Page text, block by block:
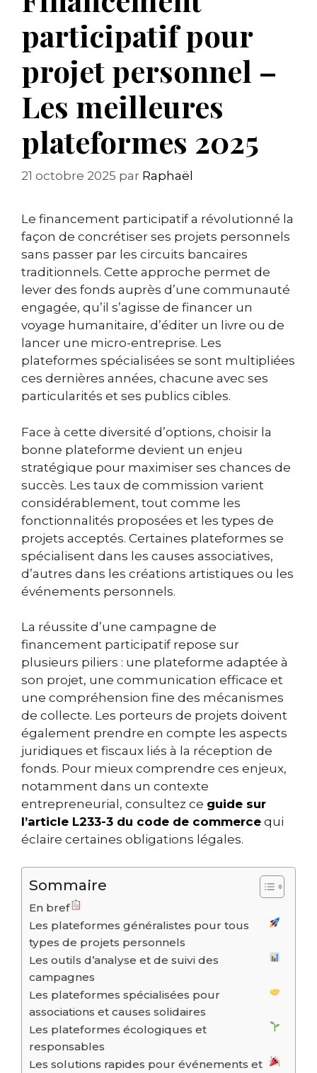
participatif pour
projet personnel –
Les meilleures
plateformes 2025
21 octobre 2025 par Raphaël
Le financement participatif a révolutionné la
façon de concrétiser ses projets personnels
sans passer par les circuits bancaires
traditionnels. Cette approche permet de
lever des fonds auprès d’une communauté
engagée, qu’il s’agisse de financer un
voyage humanitaire, d’éditer un livre ou de
lancer une micro-entreprise. Les
plateformes spécialisées se sont multipliées
ces dernières années, chacune avec ses
particularités et ses publics cibles.
Face à cette diversité d’options, choisir la
bonne plateforme devient un enjeu
stratégique pour maximiser ses chances de
succès. Les taux de commission varient
considérablement, tout comme les
fonctionnalités proposées et les types de
projets acceptés. Certaines plateformes se
spécialisent dans les causes associatives,
d’autres dans les créations artistiques ou les
événements personnels.
La réussite d’une campagne de
financement participatif repose sur
plusieurs piliers : une plateforme adaptée à
son projet, une communication efficace et
une compréhension fine des mécanismes
de collecte. Les porteurs de projets doivent
également prendre en compte les aspects
juridiques et fiscaux liés à la réception de
fonds. Pour mieux comprendre ces enjeux,
notamment dans un contexte
entrepreneurial, consultez ce guide sur
l’article L233-3 du code de commerce qui
éclaire certaines obligations légales.
Sommaire
En bref
Les plateformes généralistes pour tous
types de projets personnels
Les outils d’analyse et de suivi des
campagnes
Les plateformes spécialisées pour
associations et causes solidaires
Les plateformes écologiques et
responsables
Les solutions rapides pour événements et